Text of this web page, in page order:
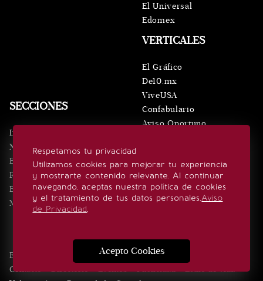
Respetamos tu privacidad
Utilizamos cookies para mejorar tu experiencia
y mostrarte contenido relevante. Al continuar
navegando, aceptas nuestra política de cookies
y el tratamiento de tus datos personales.Aviso
de Privacidad.
Acepto Cookies
SECCIONES
Inicio
Noticias
Eventos
Realeza
Estilo de vida
Minuto x Minuto
VERTICALES
El Gráfico
De10.mx
ViveUSA
Confabulario
Aviso Oportuno
El Universal
Edomex
SÍGUENOS
Edición Impresa Noticias Quiénes somos
Contacto
Directorio Eventos Publicidad
Estilo de vida